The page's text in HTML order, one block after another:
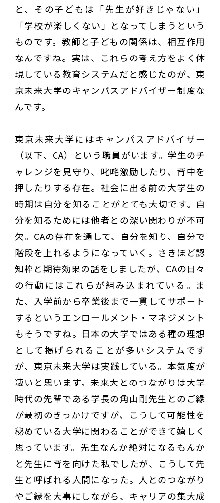
と、その子どもは「先生が好きじゃない」
「学校が楽しくない」となってしまうという
ものです。教師と子どもの関係は、相互作用
なんですね。実は、これらの考え方をよく体
現している教育システムだと感じたのが、東
京未来大学のキャンパスアドバイザー制度な
んです。
東京未来大学にはキャンパスアドバイザー
（以下、CA）という職員がいます。学生のチ
ャレンジを見守り、叱咤激励したり、背中を
押したりする存在。社会に出る前の大学生の
時期は自分を知ることがとても大切です。自
分を知るためには他者との深い関わりが不可
欠。CAの存在を通して、自分を知り、自分で
階段を上れるようになっていく。さきほど認
知枠と期待効果の話をしましたが、CAの日々
の行動にはこれらが組み込まれている。ま
た、入学前から卒業後まで一貫してサポート
するというエンロールメント・マネジメント
もそうですね。日本の大学ではある種の理想
として掲げられることが多いシステムです
が、東京未来大学は実践している。本気度が
凄いと思います。未来大とのつながりは大学
時代の先輩である学長の角山剛先生とのご縁
が最初のきっかけですが、こうして可能性を
秘めている大学に関わることができて嬉しく
思っています。先生なんか絶対になるもんか
と先生に背を向けた私でしたが、こうして先
生と呼ばれる人間になった。人とのつながり
やご縁を大事にしながら、キャリアの集大成